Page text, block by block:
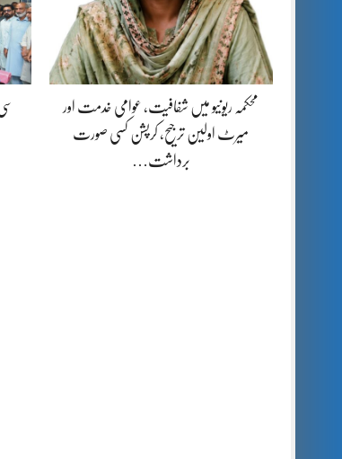
محکمہ ریونیو میں شفافیت، عوامی خدمت اور
میرٹ اولین ترجیح، کرپشن کسی صورت
برداشت…